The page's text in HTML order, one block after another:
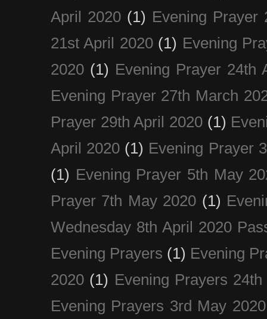
April 2020 (1) Evening Prayer
21st April 2020 (1) Evening
2020 (1) Evening Prayer 24th
Evening Prayer 27th March
Prayer 29th April 2020 (1)
April 2020 (1) Evening Prayer
(1) Evening Prayer 5th May
Prayer 7th May 2020 (1)
Wednesday 8th April 2020
Evening Prayers (1) Evening
2020 (1) Evening Prayers
Evening Prayers 3rd May 2020